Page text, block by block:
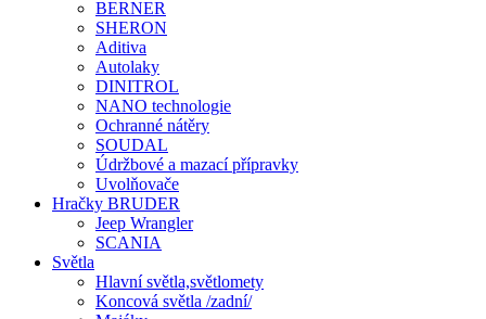
BERNER
SHERON
Aditiva
Autolaky
DINITROL
NANO technologie
Ochranné nátěry
SOUDAL
Údržbové a mazací přípravky
Uvolňovače
Hračky BRUDER
Jeep Wrangler
SCANIA
Světla
Hlavní světla,světlomety
Koncová světla /zadní/